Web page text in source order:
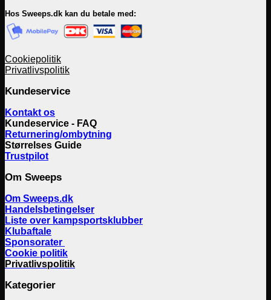
Hos Sweeps.dk kan du betale med:
Cookiepolitik
Privatlivspolitik
Kundeservice
Kontakt os
Kundeservice - FAQ
Returnering/ombytning
Størrelses Guide
Trustpilot
Om Sweeps
Om Sweeps.dk
Handelsbetingelser
Liste over kampsportsklubber
Klubaftale
Sponsorater
Cookie politik
Privatlivspolitik
Kategorier